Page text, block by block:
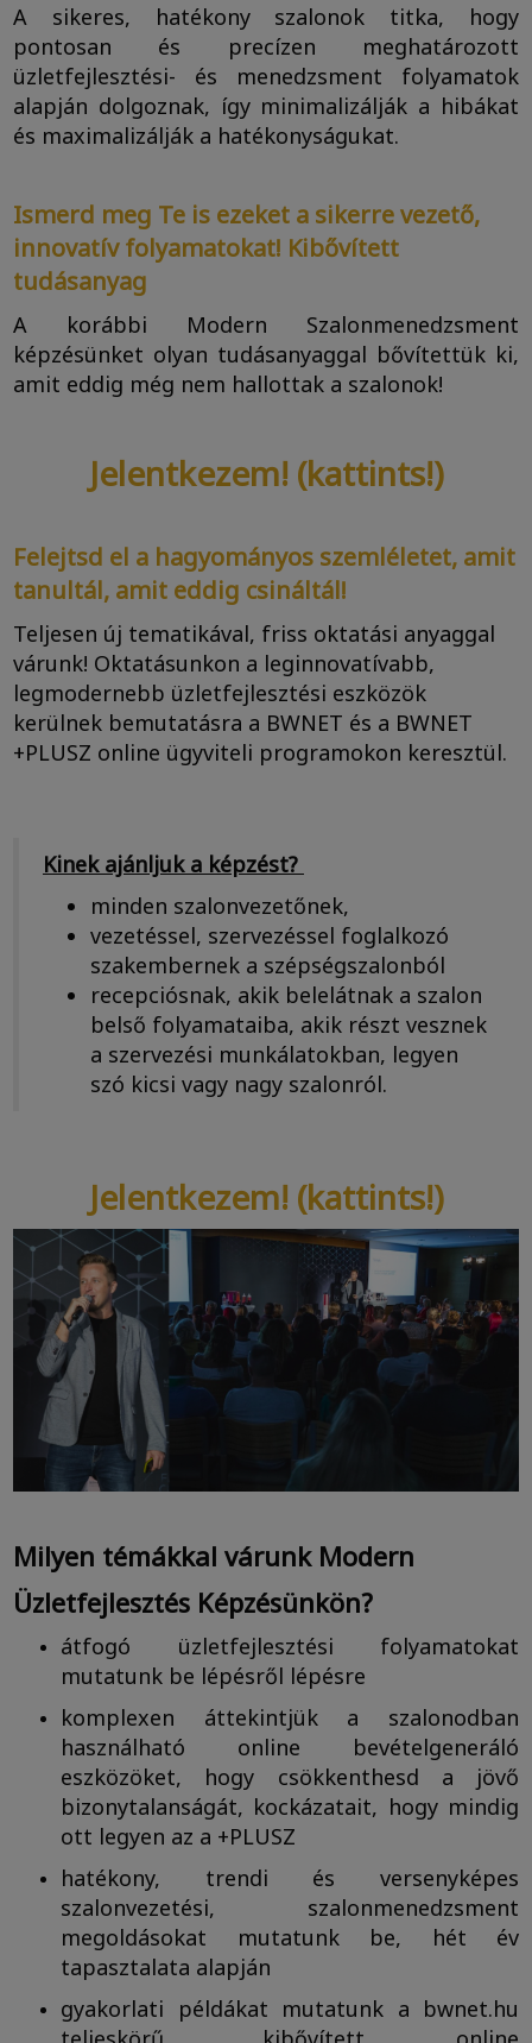
A sikeres, hatékony szalonok titka, hogy
pontosan és precízen meghatározott
üzletfejlesztési- és menedzsment folyamatok
alapján dolgoznak, így minimalizálják a hibákat
és maximalizálják a hatékonyságukat.
Ismerd meg Te is ezeket a sikerre vezető,
innovatív folyamatokat! Kibővített
tudásanyag
A korábbi Modern Szalonmenedzsment
képzésünket olyan tudásanyaggal bővítettük ki,
amit eddig még nem hallottak a szalonok!
Jelentkezem! (kattints!)
Felejtsd el a hagyományos szemléletet, amit
tanultál, amit eddig csináltál!
Teljesen új tematikával, friss oktatási anyaggal
várunk! Oktatásunkon a leginnovatívabb,
legmodernebb üzletfejlesztési eszközök
kerülnek bemutatásra a BWNET és a BWNET
+PLUSZ online ügyviteli programokon keresztül.
Kinek ajánljuk a képzést?
minden szalonvezetőnek,
vezetéssel, szervezéssel foglalkozó
szakembernek a szépségszalonból
recepciósnak, akik belelátnak a szalon
belső folyamataiba, akik részt vesznek
a szervezési munkálatokban, legyen
szó kicsi vagy nagy szalonról.
Jelentkezem! (kattints!)
Milyen témákkal várunk Modern
Üzletfejlesztés Képzésünkön?
átfogó üzletfejlesztési folyamatokat
mutatunk be lépésről lépésre
komplexen áttekintjük a szalonodban
használható online bevételgeneráló
eszközöket, hogy csökkenthesd a jövő
bizonytalanságát, kockázatait, hogy mindig
ott legyen az a +PLUSZ
hatékony, trendi és versenyképes
szalonvezetési, szalonmenedzsment
megoldásokat mutatunk be, hét év
tapasztalata alapján
gyakorlati példákat mutatunk a bwnet.hu